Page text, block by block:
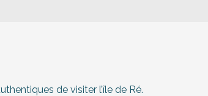
de visiter l’île de Ré.